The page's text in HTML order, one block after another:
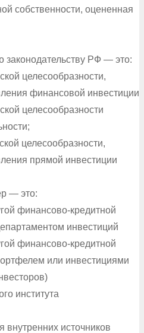
собственности, оцененная
законодательству РФ — это:
целесообразности,
финансовой инвестиции
целесообразности
целесообразности,
прямой инвестиции
— это:
финансово-кредитной
инвестиций
финансово-кредитной
или инвестициями
института
внутренних источников